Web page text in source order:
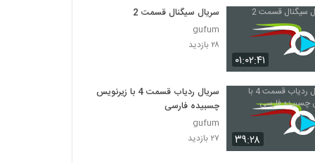
سریال Friends فصل اول قسمت 12
۳۲۳ بازدید
سریال Friends فصل اول قسمت 13
۲,۲۹۹ بازدید
۰۱:۰۲:۴۱
سریال سیگنال قسمت 2
gufum
۲۸ بازدید
۳۹:۲۸
سریال ردیاب قسمت 4 با زیرنویس
چسبیده فارسی
gufum
۲۷ بازدید